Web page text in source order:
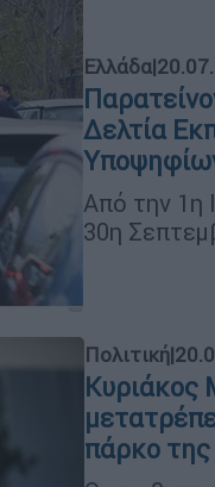
Ελλάδα|
Δελτία
Aπό την 1η
30η
Πολιτική|
πάρκο